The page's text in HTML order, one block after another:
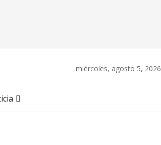
miércoles, agosto 5, 2026